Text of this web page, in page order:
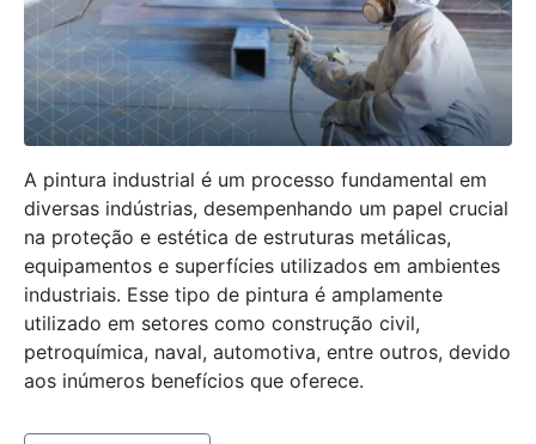
A pintura industrial é um processo fundamental em
diversas indústrias, desempenhando um papel crucial
na proteção e estética de estruturas metálicas,
equipamentos e superfícies utilizados em ambientes
industriais. Esse tipo de pintura é amplamente
utilizado em setores como construção civil,
petroquímica, naval, automotiva, entre outros, devido
aos inúmeros benefícios que oferece.